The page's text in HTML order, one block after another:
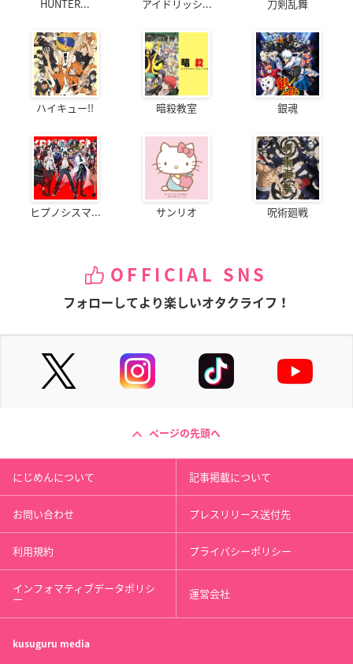
HUNTER... アイドリッシ... 刀剣乱舞
ハイキュー!! 暗殺教室 銀魂
ヒプノシスマ... サンリオ 呪術廻戦
OFFICIAL SNS
フォローしてより楽しいオタクライフ！
ページの先頭へ
にじめんについて 記事掲載について
お問い合わせ プレスリリース送付先
利用規約 プライバシーポリシー
インフォマティブデータポリシ
ー 運営会社
kusuguru media